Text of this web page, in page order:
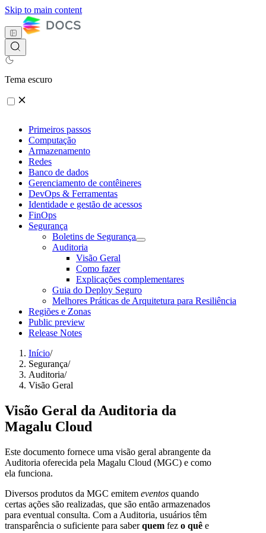
Skip to main content
Tema escuro
Primeiros passos
Computação
Armazenamento
Redes
Banco de dados
Gerenciamento de contêineres
DevOps & Ferramentas
Identidade e gestão de acessos
FinOps
Segurança
Boletins de Segurança
Auditoria
Visão Geral
Como fazer
Explicações complementares
Guia do Deploy Seguro
Melhores Práticas de Arquitetura para Resiliência
Regiões e Zonas
Public preview
Release Notes
Início/
Segurança/
Auditoria/
Visão Geral
Visão Geral da Auditoria da
Magalu Cloud
Este documento fornece uma visão geral abrangente da
Auditoria oferecida pela Magalu Cloud (MGC) e como
ela funciona.
Diversos produtos da MGC emitem eventos quando
certas ações são realizadas, que são então armazenados
para eventual consulta. Com a Auditoria, usuários têm
transparência o suficiente para saberquem fez o quê e